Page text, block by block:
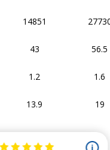
14851
43 56.5
1.2 1.6
13.9 19